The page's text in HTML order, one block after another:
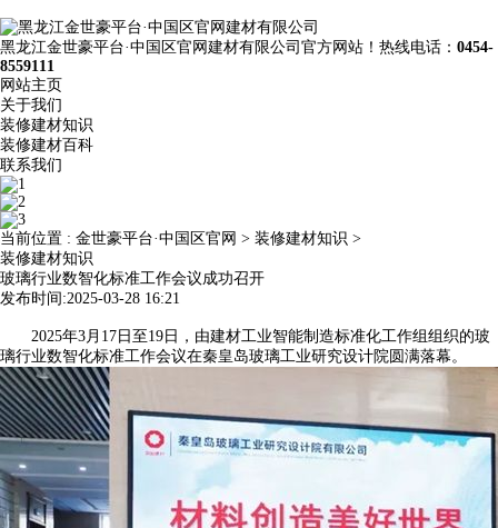
黑龙江金世豪平台·中国区官网建材有限公司官方网站！热线电话： 0454-
8559111
网站主页
关于我们
装修建材知识
装修建材百科
联系我们
当前位置 : 金世豪平台·中国区官网 > 装修建材知识 >
装修建材知识
玻璃行业数智化标准工作会议成功召开
发布时间:2025-03-28 16:21
2025年3月17日至19日，由建材工业智能制造标准化工作组组织的玻
璃行业数智化标准工作会议在秦皇岛玻璃工业研究设计院圆满落幕。